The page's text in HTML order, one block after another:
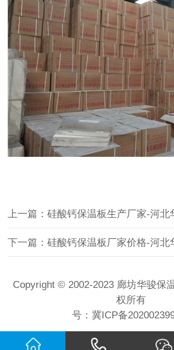
上一篇：硅酸钙保温板生产厂家-河北
下一篇：硅酸钙保温板厂家价格-河北
Copyright © 2002-2023 廊坊华骏保
权所有
号： 冀ICP备